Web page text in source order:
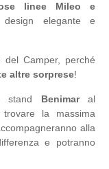
linee Mileo e
elegante e
Camper, perché
altre sorprese!
stand Benimaral
la massima
alla
e potranno